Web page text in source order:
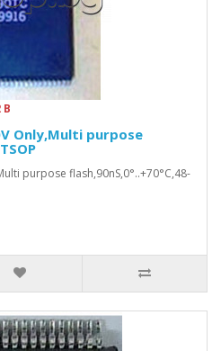
B
Only,Multi purpose
purpose flash,90nS,0°..+70°C,48-